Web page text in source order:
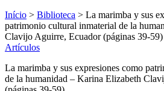
Início > Biblioteca > La marimba y sus
patrimonio cultural inmaterial de la
Clavijo Aguirre, Ecuador (páginas 39-59)
Artículos
La marimba y sus expresiones como
de la humanidad – Karina Elizabeth